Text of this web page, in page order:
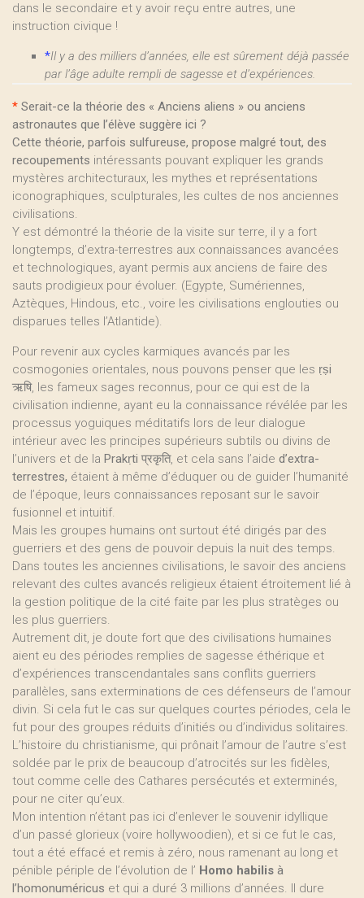
dans le secondaire et y avoir reçu entre autres, une
instruction civique !
*Il y a des milliers d’années, elle est sûrement déjà passée
par l’âge adulte rempli de sagesse et d’expériences.
* Serait-ce la théorie des « Anciens aliens » ou anciens
astronautes que l’élève suggère ici ?
Cette théorie, parfois sulfureuse, propose malgré tout, des
recoupements intéressants pouvant expliquer les grands
mystères architecturaux, les mythes et représentations
iconographiques, sculpturales, les cultes de nos anciennes
civilisations.
Y est démontré la théorie de la visite sur terre, il y a fort
longtemps, d’extra-terrestres aux connaissances avancées
et technologiques, ayant permis aux anciens de faire des
sauts prodigieux pour évoluer. (Egypte, Sumériennes,
Aztèques, Hindous, etc., voire les civilisations englouties ou
disparues telles l’Atlantide).
Pour revenir aux cycles karmiques avancés par les
cosmogonies orientales, nous pouvons penser que les ṛṣi
ऋषि, les fameux sages reconnus, pour ce qui est de la
civilisation indienne, ayant eu la connaissance révélée par les
processus yoguiques méditatifs lors de leur dialogue
intérieur avec les principes supérieurs subtils ou divins de
l’univers et de la Prakṛti प्रकृति, et cela sans l’aide d’extra-
terrestres, étaient à même d’éduquer ou de guider l’humanité
de l’époque, leurs connaissances reposant sur le savoir
fusionnel et intuitif.
Mais les groupes humains ont surtout été dirigés par des
guerriers et des gens de pouvoir depuis la nuit des temps.
Dans toutes les anciennes civilisations, le savoir des anciens
relevant des cultes avancés religieux étaient étroitement lié à
la gestion politique de la cité faite par les plus stratèges ou
les plus guerriers.
Autrement dit, je doute fort que des civilisations humaines
aient eu des périodes remplies de sagesse éthérique et
d’expériences transcendantales sans conflits guerriers
parallèles, sans exterminations de ces défenseurs de l’amour
divin. Si cela fut le cas sur quelques courtes périodes, cela le
fut pour des groupes réduits d’initiés ou d’individus solitaires.
L’histoire du christianisme, qui prônait l’amour de l’autre s’est
soldée par le prix de beaucoup d’atrocités sur les fidèles,
tout comme celle des Cathares persécutés et exterminés,
pour ne citer qu’eux.
Mon intention n’étant pas ici d’enlever le souvenir idyllique
d’un passé glorieux (voire hollywoodien), et si ce fut le cas,
tout a été effacé et remis à zéro, nous ramenant au long et
pénible périple de l’évolution de l’ Homo habilis à
l’homonuméricus et qui a duré 3 millions d’années. Il dure